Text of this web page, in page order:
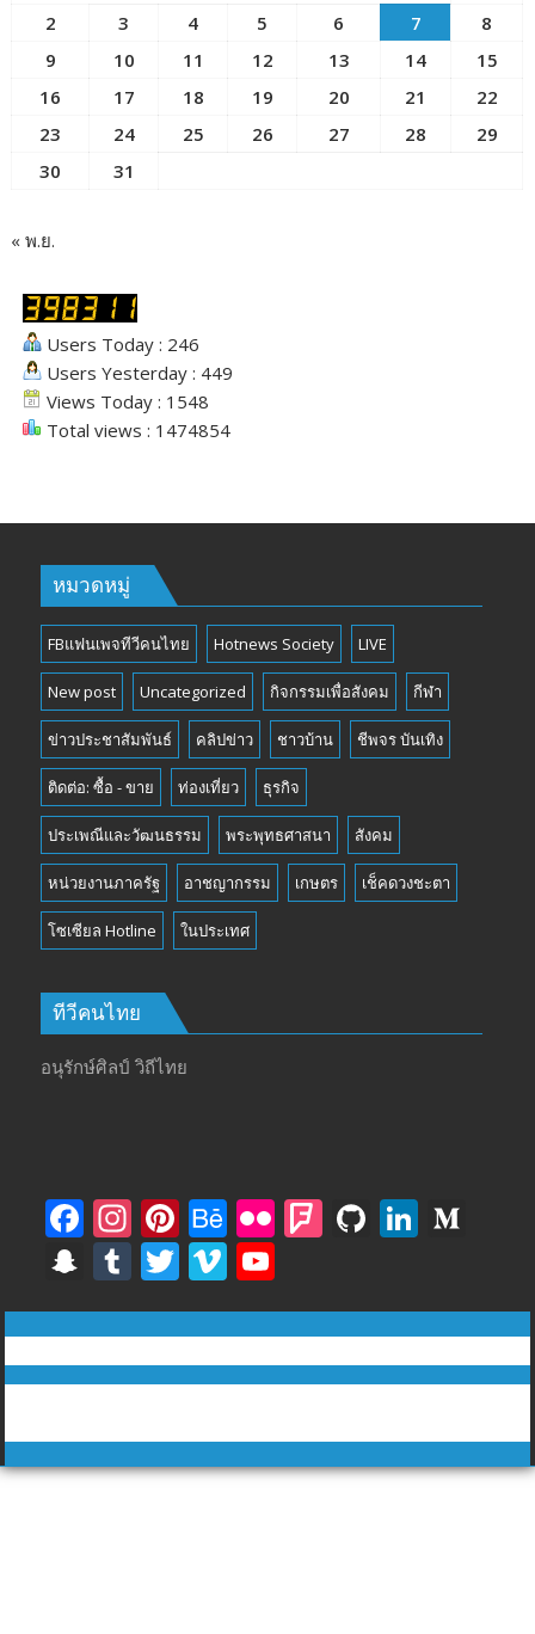
2
3 4 5 6 7
8
9
10 11 12 13 14
15
16
17 18 19 20 21
22
23
24 25 26 27 28
29
30
31
« พ.ย.
Users Today : 246
Users Yesterday : 449
Views Today : 1548
Total views : 1474854
หมวดหมู่
FBแฟนเพจทีวีคนไทย Hotnews Society LIVE
New post Uncategorized กิจกรรมเพื่อสังคม กีฬา
ข่าวประชาสัมพันธ์ คลิปข่าว ชาวบ้าน ชีพจร บันเทิง
ติดต่อ: ซื้อ - ขาย ท่องเที่ยว ธุรกิจ
ประเพณีและวัฒนธรรม พระพุทธศาสนา สังคม
หน่วยงานภาครัฐ อาชญากรรม เกษตร เช็คดวงชะตา
โซเซียล Hotline ในประเทศ
ทีวีคนไทย
อนุรักษ์ศิลป์ วิถีไทย
F
ac
e
b
o
k
In
st
a
gr
a
Pi
nt
er
e
st
B
e
h
a
n
e
Fli F
rs
q
ar
e
Gi
u
b
Li
e
dI
u
m
S
n
a
p
h
at
T
u
m
bl
T
w
itt
er
Vi
m
e
o
o
u
T
b
e